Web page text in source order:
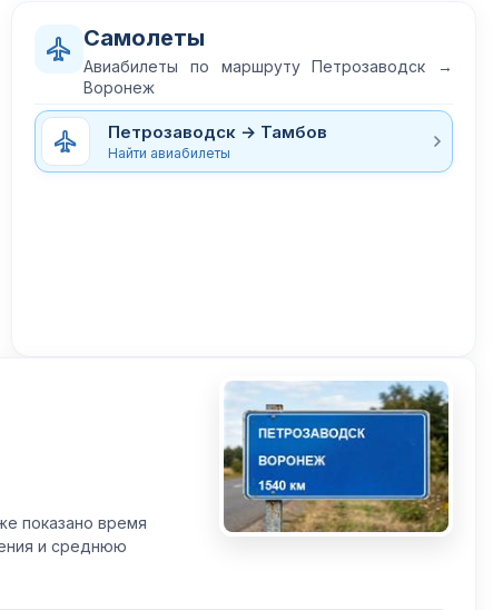
Самолеты
Авиабилеты по маршруту Петрозаводск →
Воронеж
Петрозаводск → Тамбов
Найти авиабилеты
показано время
и среднюю